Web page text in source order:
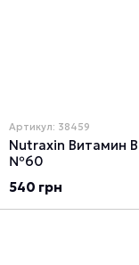
Артикул: 38459
Nutraxin Витамин
№60
540 грн